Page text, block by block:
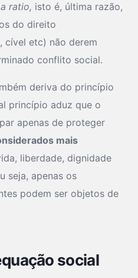
ratio, isto é, última razão,
do direito
cível etc) não derem
conflito social.
deriva do princípio
princípio aduz que o
apenas de proteger
mais
liberdade, dignidade
seja, apenas os
podem ser objetos de
social